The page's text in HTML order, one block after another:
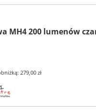
MH4 200 lumenów
279,00 zł